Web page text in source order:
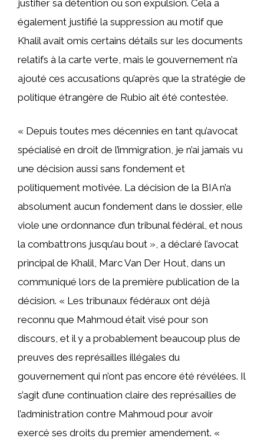
justifier sa détention ou son expulsion. Cela a
également justifié la suppression au motif que
Khalil avait omis certains détails sur les documents
relatifs à la carte verte, mais le gouvernement n’a
ajouté ces accusations qu’après que la stratégie de
politique étrangère de Rubio ait été contestée.
« Depuis toutes mes décennies en tant qu’avocat
spécialisé en droit de l’immigration, je n’ai jamais vu
une décision aussi sans fondement et
politiquement motivée. La décision de la BIA n’a
absolument aucun fondement dans le dossier, elle
viole une ordonnance d’un tribunal fédéral, et nous
la combattrons jusqu’au bout », a déclaré l’avocat
principal de Khalil, Marc Van Der Hout, dans un
communiqué lors de la première publication de la
décision. « Les tribunaux fédéraux ont déjà
reconnu que Mahmoud était visé pour son
discours, et il y a probablement beaucoup plus de
preuves des représailles illégales du
gouvernement qui n’ont pas encore été révélées. Il
s’agit d’une continuation claire des représailles de
l’administration contre Mahmoud pour avoir
exercé ses droits du premier amendement. «